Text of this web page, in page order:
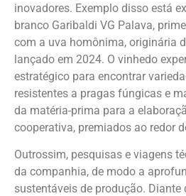
inovadores. Exemplo disso está
branco Garibaldi VG Palava,
com a uva homônima, originária
lançado em 2024. O vinhedo
estratégico para encontrar
resistentes a pragas fúngicas e
da matéria-prima para a
cooperativa, premiados ao redor
Outrossim, pesquisas e viagens
da companhia, de modo a
sustentáveis de produção. Diante